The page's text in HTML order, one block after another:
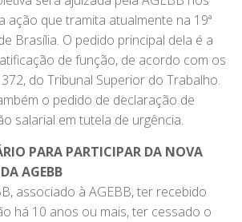
ação que tramita atualmente na 19ª
Brasília. O pedido principal dela é a
de função, de acordo com os
do Tribunal Superior do Trabalho.
o pedido de declaração de
salarial em tutela de urgência.
PARA PARTICIPAR DA NOVA
AGEBB
associado à AGEBB, ter recebido
há 10 anos ou mais, ter cessado o